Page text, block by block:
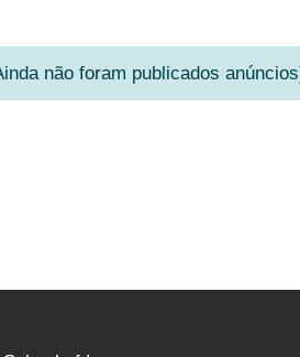
não foram publicados